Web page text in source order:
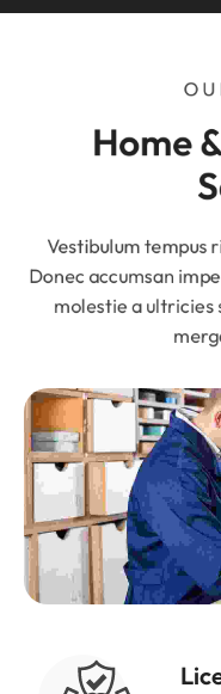
Home
Vestibulum tempus
Donec accumsan
molestie a ultricies